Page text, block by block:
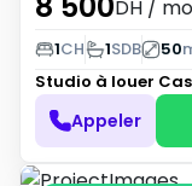
DH /
1CH 1SDB 50
Studio à louer
Appeler